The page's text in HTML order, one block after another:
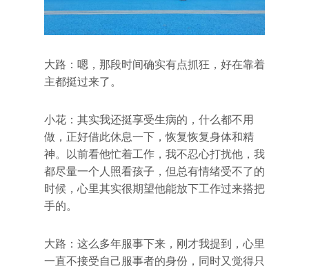
大路：嗯，那段时间确实有点抓狂，好在靠着
主都挺过来了。
小花：其实我还挺享受生病的，什么都不用
做，正好借此休息一下，恢复恢复身体和精
神。以前看他忙着工作，我不忍心打扰他，我
都尽量一个人照看孩子，但总有情绪受不了的
时候，心里其实很期望他能放下工作过来搭把
手的。
大路：这么多年服事下来，刚才我提到，心里
一直不接受自己服事者的身份，同时又觉得只